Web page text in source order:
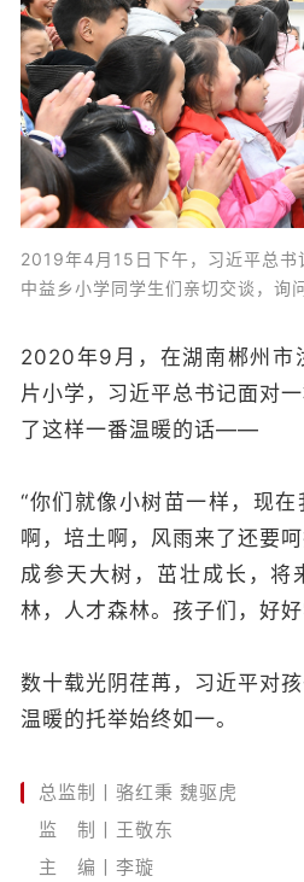
2019年4月15日下午，习近平总书
中益乡小学同学生们亲切交谈，询
2020年9月，在湖南郴州市
片小学，习近平总书记面对
了这样一番温暖的话——
“你们就像小树苗一样，现
啊，培土啊，风雨来了还要
成参天大树，茁壮成长，将
林，人才森林。孩子们，好
数十载光阴荏苒，习近平对
温暖的托举始终如一。
总监制丨骆红秉 魏驱虎
监 制丨王敬东
主 编丨李璇